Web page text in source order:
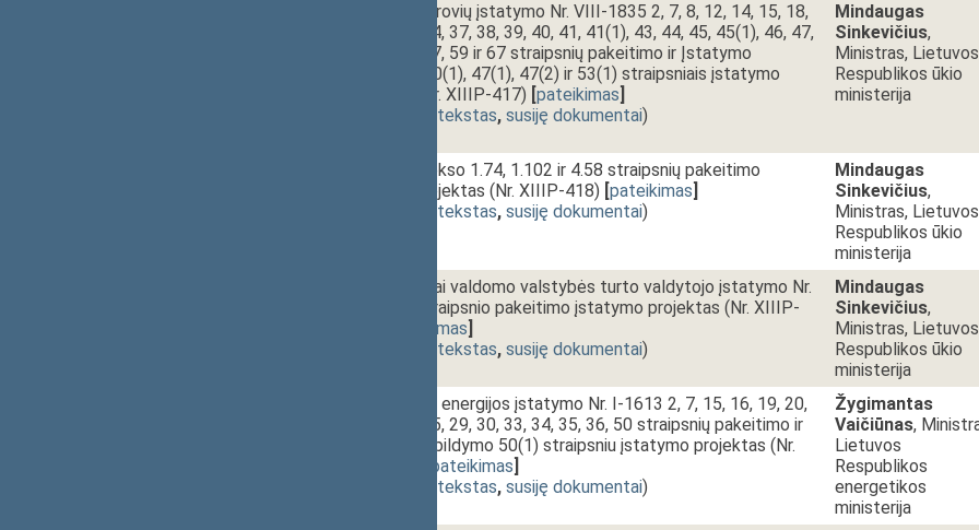
Akcinių bendrovių įstatymo Nr. VIII-1835 2, 7, 8, 12, 14, 15, 18,
20, 28, 32, 34, 37, 38, 39, 40, 41, 41(1), 43, 44, 45, 45(1), 46, 47,
51, 52, 54, 57, 59 ir 67 straipsnių pakeitimo ir Įstatymo
papildymo 40(1), 47(1), 47(2) ir 53(1) straipsniais įstatymo
projektas (Nr. XIIIP-417) [pateikimas]
dokumento tekstas, susiję dokumentai)
Mindaugas
Sinkevičius,
Ministras, Lietuvos
Respublikos ūkio
ministerija
Civilinio kodekso 1.74, 1.102 ir 4.58 straipsnių pakeitimo
įstatymo projektas (Nr. XIIIP-418) [pateikimas]
dokumento tekstas, susiję dokumentai)
Mindaugas
Sinkevičius,
Ministras, Lietuvos
Respublikos ūkio
ministerija
Centralizuotai valdomo valstybės turto valdytojo įstatymo Nr.
XII-791 4 straipsnio pakeitimo įstatymo projektas (Nr. XIIIP-
pateikimas]
dokumento tekstas, susiję dokumentai)
Mindaugas
Sinkevičius,
Ministras, Lietuvos
Respublikos ūkio
ministerija
Branduolinės energijos įstatymo Nr. I-1613 2, 7, 15, 16, 19, 20,
22, 23, 24, 25, 29, 30, 33, 34, 35, 36, 50 straipsnių pakeitimo ir
Įstatymo papildymo 50(1) straipsniu įstatymo projektas (Nr.
pateikimas]
dokumento tekstas, susiję dokumentai)
Žygimantas
Vaičiūnas,
Lietuvos
Respublikos
energetikos
ministerija